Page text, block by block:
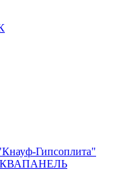
Гипсоплита"
АКВАПАНЕЛЬ